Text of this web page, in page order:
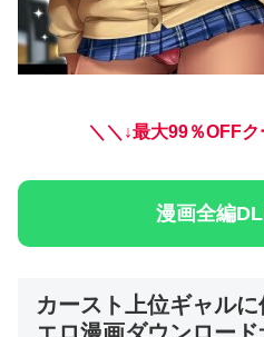
＼＼↓最大99％OFF
漫画全編
カースト上位ギャル